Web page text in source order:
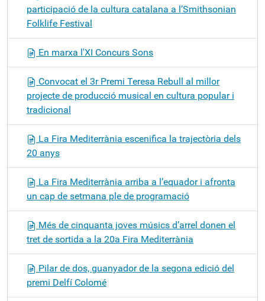
participació de la cultura catalana a l’Smithsonian
Folklife Festival
En marxa l'XI Concurs Sons
Convocat el 3r Premi Teresa Rebull al millor
projecte de producció musical en cultura popular i
tradicional
La Fira Mediterrània escenifica la trajectòria dels
20 anys
La Fira Mediterrània arriba a l’equador i afronta
un cap de setmana ple de programació
Més de cinquanta joves músics d’arrel donen el
tret de sortida a la 20a Fira Mediterrània
Pilar de dos, guanyador de la segona edició del
premi Delfí Colomé